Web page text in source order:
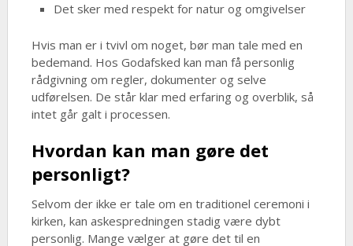
Det sker med respekt for natur og omgivelser
Hvis man er i tvivl om noget, bør man tale med en
bedemand. Hos Godafsked kan man få personlig
rådgivning om regler, dokumenter og selve
udførelsen. De står klar med erfaring og overblik, så
intet går galt i processen.
Hvordan kan man gøre det
personligt?
Selvom der ikke er tale om en traditionel ceremoni i
kirken, kan askespredningen stadig være dybt
personlig. Mange vælger at gøre det til en